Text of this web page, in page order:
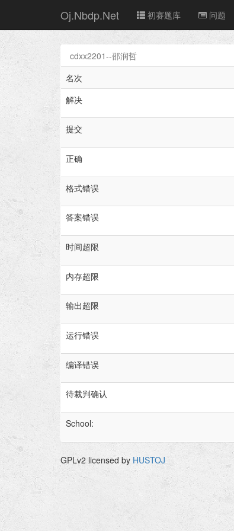
Oj.Nbdp.Net 初赛题库 问题
cdxx2201--邵润哲
名次
解决
提交
正确
格式错误
答案错误
时间超限
内存超限
输出超限
运行错误
编译错误
待裁判确认
School:
GPLv2 licensed by HUSTOJ